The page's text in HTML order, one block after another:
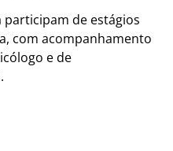
participam de estágios
com acompanhamento
e de